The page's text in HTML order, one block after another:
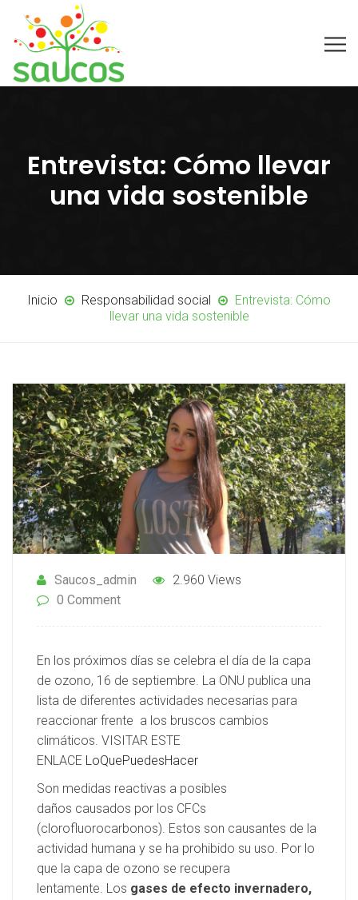
Entrevista: Cómo llevar
una vida sostenible
Inicio Responsabilidad social
Entrevista: Cómo
llevar una vida sostenible
Saucos_admin
2.960 Views
0 Comment
En los próximos días se celebra el día de la capa
de ozono, 16 de septiembre. La ONU publica una
lista de diferentes actividades necesarias para
reaccionar frente a los bruscos cambios
climáticos. VISITAR ESTE
ENLACE LoQuePuedesHacer
Son medidas reactivas a posibles
daños causados por los CFCs
(clorofluorocarbonos). Estos son causantes de la
actividad humana y se ha prohibido su uso. Por lo
que la capa de ozono se recupera
lentamente. Los gases de efecto invernadero,